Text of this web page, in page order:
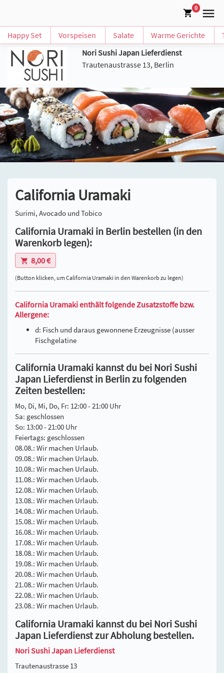
0
Happy Set Vorspeisen Salate Warme Gerichte
Nori Sushi Japan Lieferdienst
Trautenaustrasse 13, Berlin
California Uramaki
Surimi, Avocado und Tobico
California Uramaki in Berlin bestellen (in den
Warenkorb legen):
8,00 €
(Button klicken, um California Uramaki in den Warenkorb zu legen)
California Uramaki enthält folgende Zusatzstoffe bzw.
Allergene:
d: Fisch und daraus gewonnene Erzeugnisse (ausser
Fischgelatine
California Uramaki kannst du bei Nori Sushi
Japan Lieferdienst in Berlin zu folgenden
Zeiten bestellen:
Mo, Di, Mi, Do, Fr: 12:00 - 21:00 Uhr
Sa: geschlossen
So: 13:00 - 21:00 Uhr
Feiertags: geschlossen
08.08.: Wir machen Urlaub.
09.08.: Wir machen Urlaub.
10.08.: Wir machen Urlaub.
11.08.: Wir machen Urlaub.
12.08.: Wir machen Urlaub.
13.08.: Wir machen Urlaub.
14.08.: Wir machen Urlaub.
15.08.: Wir machen Urlaub.
16.08.: Wir machen Urlaub.
17.08.: Wir machen Urlaub.
18.08.: Wir machen Urlaub.
19.08.: Wir machen Urlaub.
20.08.: Wir machen Urlaub.
21.08.: Wir machen Urlaub.
22.08.: Wir machen Urlaub.
23.08.: Wir machen Urlaub.
California Uramaki kannst du bei Nori Sushi
Japan Lieferdienst zur Abholung bestellen.
Nori Sushi Japan Lieferdienst
Trautenaustrasse 13